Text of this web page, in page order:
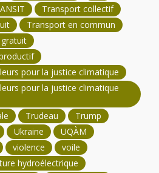
Transport collectif
Transport en commun
pour la justice climatique
pour la justice climatique
Trudeau
Trump
Ukraine
UQÀM
violence
voile
hydroélectrique